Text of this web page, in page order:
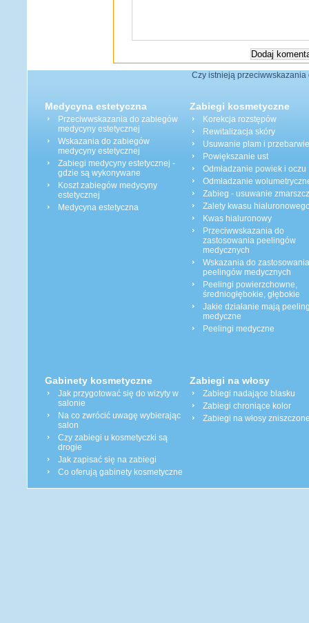
Czy istnieją
Medycyna estetyczna
Przeciwwskazania do zabiegów
medycyny estetycznej
Wskazania do zabiegów
medycyny estetycznej
Zabiegi medycyny estetycznej -
gdzie są wykonywane
Koszt zabiegów medycyny
estetycznej
Medycyna estetyczna
Zabiegi kosmetyczne
Korekcja rozstępów
Rewitalizacja skóry
Usuwanie plam i
Powiększanie ust
Odmładzanie powiek i oczu
Odmładzanie
Zabieg - usuwanie
Zalety kwasu
Kwas hialuronowy
Przeciwwskazania do
zastosowania peelingów
medycznych
Wskazania do zastosowania
peelingów medycznych
Peelingi powierzchowne,
średniogłębokie, głębokie
Jakie działanie mają
medyczne
Peelingi medyczne
Gabinety kosmetyczne
Jak przygotować się do wizyty w
salonie
Na co zwrócić uwagę wybierając
salon
Czy zabiegi u kosmetyczki są
drogie
Jak zapisać się na zabiegi
Co oferują gabinety kosmetyczne
Zabiegi na włosy
Zabiegi nadające blasku
Zabiegi chroniące kolor
Zabiegi na włosy